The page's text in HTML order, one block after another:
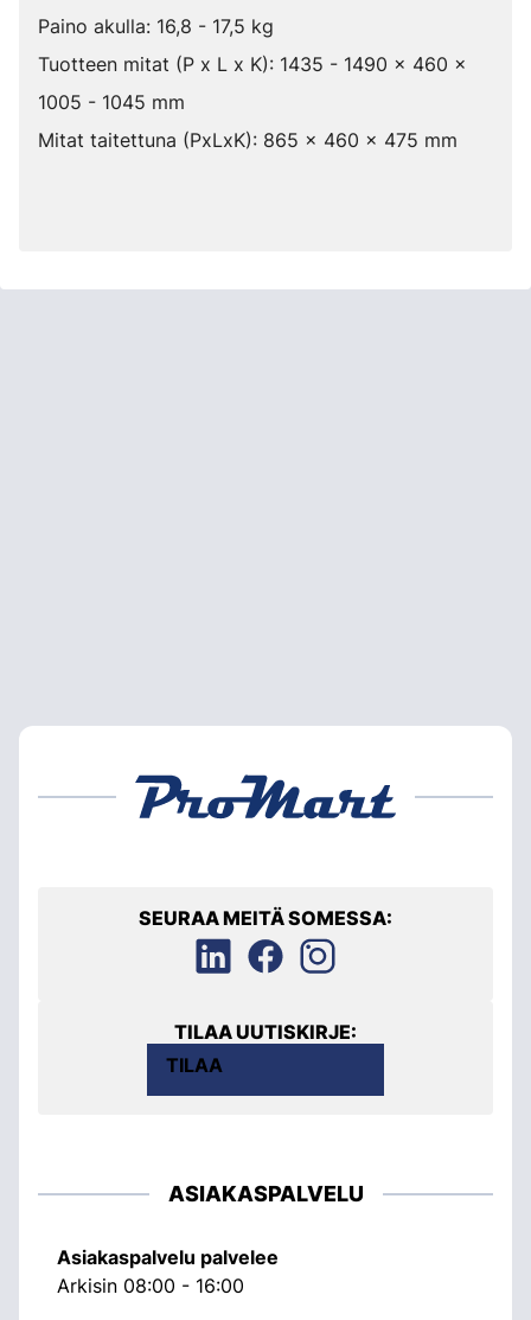
Paino akulla: 16,8 - 17,5 kg
Tuotteen mitat (P x L x K): 1435 - 1490 x 460 x
1005 - 1045 mm
Mitat taitettuna (PxLxK): 865 x 460 x 475 mm
SEURAA MEITÄ SOMESSA:
TILAA UUTISKIRJE:
TILAA
ASIAKASPALVELU
Asiakaspalvelu palvelee
Arkisin 08:00 - 16:00